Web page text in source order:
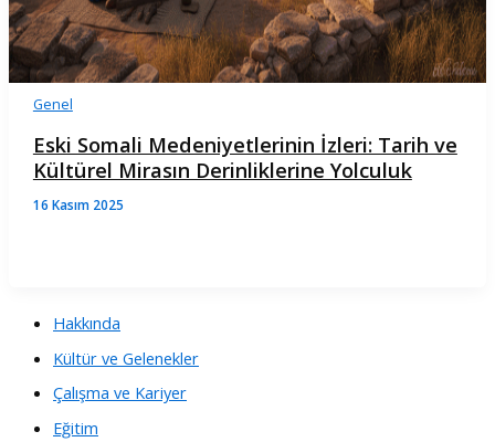
Hakkında
Kültür ve Gelenekler
Çalışma ve Kariyer
Eğitim
Genel
Eski Somali Medeniyetlerinin İzleri: Tarih ve
Kültürel Mirasın Derinliklerine Yolculuk
16 Kasım 2025